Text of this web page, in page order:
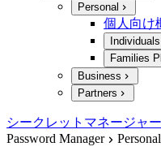
Personal
個人向け
Individuals
Families
Business
Partners
シークレットマネージャー
Password Manager
Personal